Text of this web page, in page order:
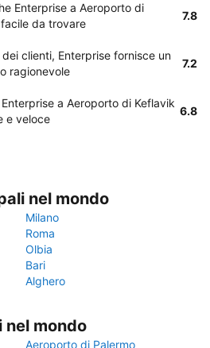
Enterprise a Aeroporto di
da trovare
7.8
clienti, Enterprise fornisce un
ragionevole
7.2
a Aeroporto di Keflavik
e veloce
6.8
nel mondo
Milano
Roma
Olbia
Bari
Alghero
mondo
Aeroporto di Palermo